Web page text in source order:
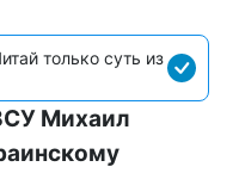
только суть из
Михаил